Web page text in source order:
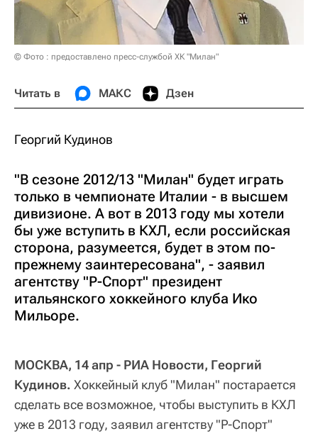
© Фото : предоставлено пресс-службой ХК "Милан"
Читать в МАКС Дзен
Георгий Кудинов
"В сезоне 2012/13 "Милан" будет играть
только в чемпионате Италии - в высшем
дивизионе. А вот в 2013 году мы хотели
бы уже вступить в КХЛ, если российская
сторона, разумеется, будет в этом по-
прежнему заинтересована", - заявил
агентству "Р-Спорт" президент
итальянского хоккейного клуба Ико
Мильоре.
МОСКВА, 14 апр - РИА Новости, Георгий
Кудинов. Хоккейный клуб "Милан" постарается
сделать все возможное, чтобы выступить в КХЛ
уже в 2013 году, заявил агентству "Р-Спорт"